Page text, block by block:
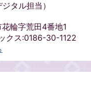
タル担当）
輪字荒田4番地1
クス:0186-30-1122